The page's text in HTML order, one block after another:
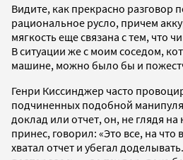
Видите, как прекрасно разговор
рациональное русло, причем
мягкость еще связана с тем, что
В ситуации же с моим соседом,
машине, можно было бы и
Генри Киссинджер часто
подчиненных подобной
доклад или отчет, он, не глядя на
принес, говорил: «Это все, на
хватал отчет и убегал